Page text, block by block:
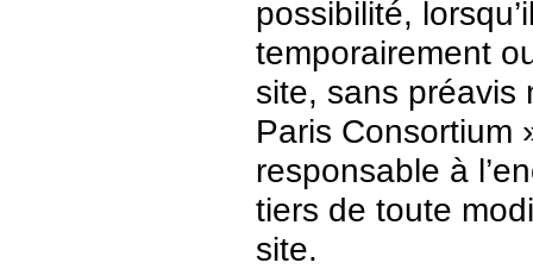
possibilité,
temporairement
site, sans préavis
Paris Consortium
responsable à
tiers de toute
site.